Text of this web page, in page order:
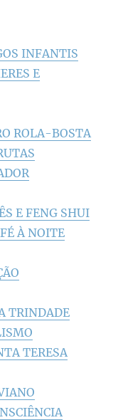
INFANTIS
E
ROLA-BOSTA
E FENG SHUI
À NOITE
TRINDADE
TERESA